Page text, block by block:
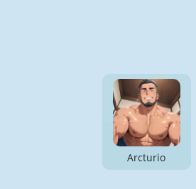
Arcturio